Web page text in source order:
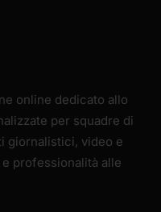
online dedicato allo
per squadre di
giornalistici, video e
professionalità alle